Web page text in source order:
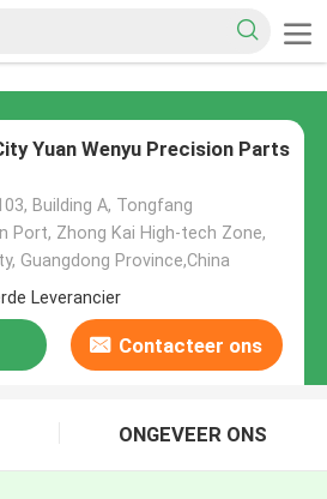
Yuan Wenyu Precision Parts
Building A, Tongfang
Port, Zhong Kai High-tech Zone,
Guangdong Province,China
Leverancier
Contacteer ons
ONGEVEER ONS